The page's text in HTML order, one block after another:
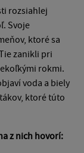
rozsiahlej
Svoje
ktoré sa
zanikli pri
rokmi.
voda a biely
ktoré túto
z nich hovorí: